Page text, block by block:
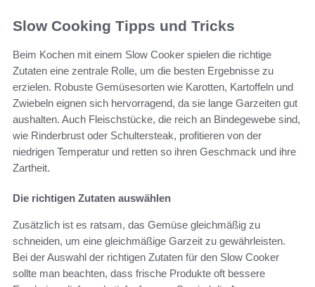
Slow Cooking Tipps und Tricks
Beim Kochen mit einem Slow Cooker spielen die richtige
Zutaten eine zentrale Rolle, um die besten Ergebnisse zu
erzielen. Robuste Gemüsesorten wie Karotten, Kartoffeln und
Zwiebeln eignen sich hervorragend, da sie lange Garzeiten gut
aushalten. Auch Fleischstücke, die reich an Bindegewebe sind,
wie Rinderbrust oder Schultersteak, profitieren von der
niedrigen Temperatur und retten so ihren Geschmack und ihre
Zartheit.
Die richtigen Zutaten auswählen
Zusätzlich ist es ratsam, das Gemüse gleichmäßig zu
schneiden, um eine gleichmäßige Garzeit zu gewährleisten.
Bei der Auswahl der richtigen Zutaten für den Slow Cooker
sollte man beachten, dass frische Produkte oft bessere